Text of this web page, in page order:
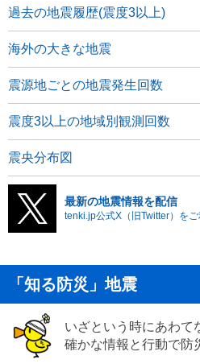
過去の地震履歴(震度3以上)
海外の大きな地震
震源地ごとの地震発生回数
震度3以上の地域別観測回数
震央分布図
最新の地震情報を配信
tenki.jp公式X（旧Twitter）をご
「知る防災」地震
いざという時にあわて
確かな情報と行動で防